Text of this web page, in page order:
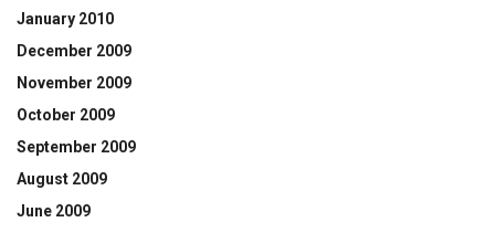
January 2010
December 2009
November 2009
October 2009
September 2009
August 2009
June 2009